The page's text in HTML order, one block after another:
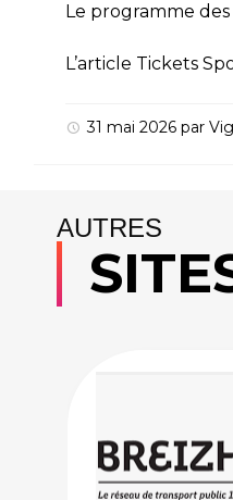
Le programme
L’article Tickets
31 mai 2026 par
AUTRES